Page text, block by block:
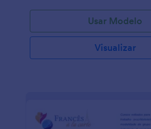
Usar Modelo
Visualizar